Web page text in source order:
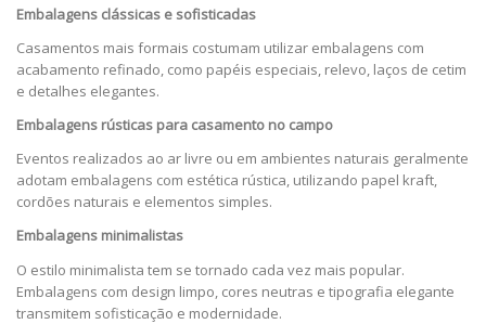
Embalagens clássicas e sofisticadas
Casamentos mais formais costumam utilizar embalagens com
acabamento refinado, como papéis especiais, relevo, laços de cetim
e detalhes elegantes.
Embalagens rústicas para casamento no campo
Eventos realizados ao ar livre ou em ambientes naturais geralmente
adotam embalagens com estética rústica, utilizando papel kraft,
cordões naturais e elementos simples.
Embalagens minimalistas
O estilo minimalista tem se tornado cada vez mais popular.
Embalagens com design limpo, cores neutras e tipografia elegante
transmitem sofisticação e modernidade.